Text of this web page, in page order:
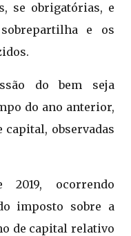
se obrigatórias, e
e os
do bem seja
do ano anterior,
capital, observadas
ocorrendo
imposto sobre a
de capital relativo